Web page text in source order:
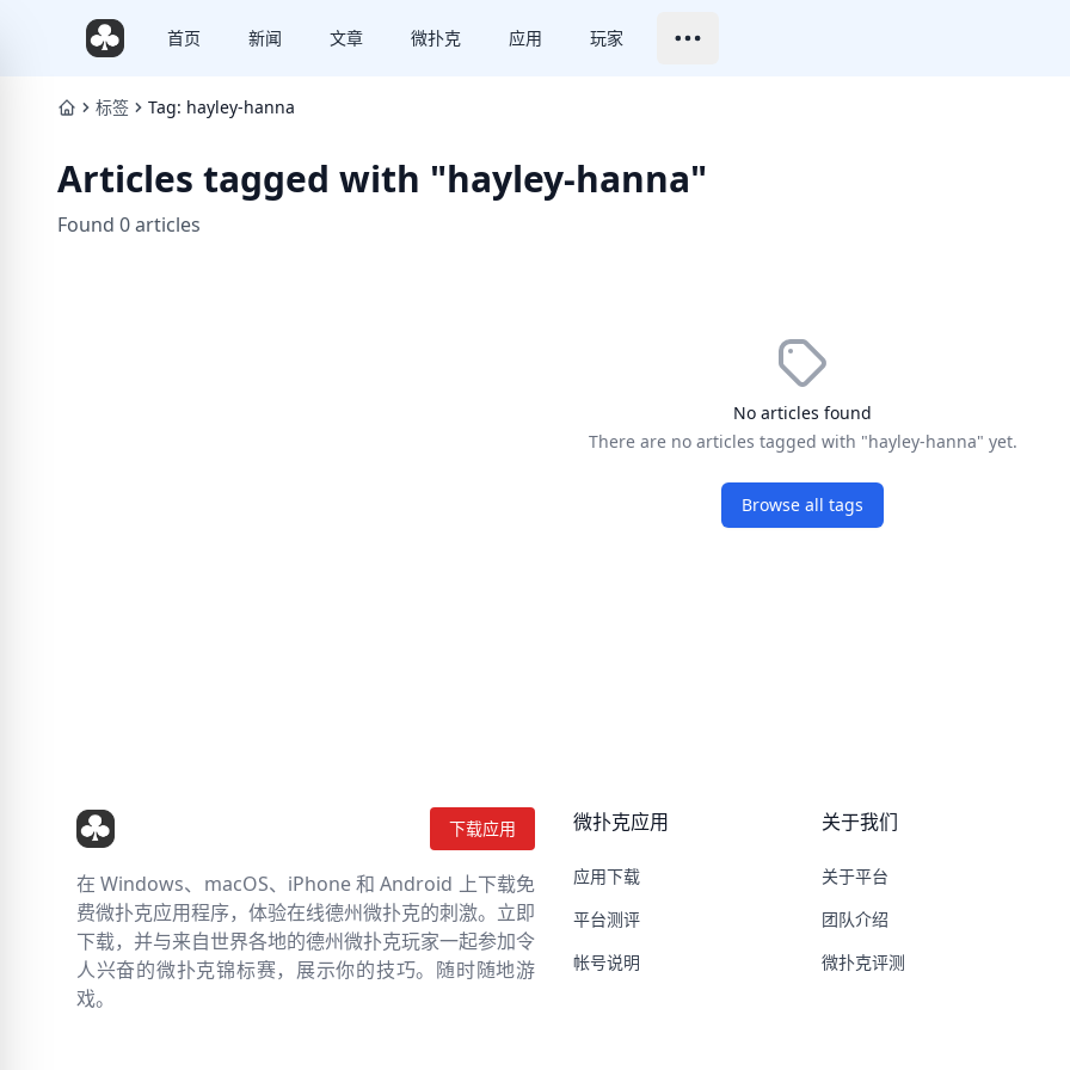
首页 新闻 文章 微扑克 应用 玩家
标签 Tag: hayley-hanna
Articles tagged with "hayley-hanna"
Found 0 articles
No articles found
There are no articles tagged with "hayley-hanna" yet.
Browse all tags
下载应用
在 Windows、macOS、iPhone 和 Android 上下载免
费微扑克应用程序，体验在线德州微扑克的刺激。立即
下载，并与来自世界各地的德州微扑克玩家一起参加令
人兴奋的微扑克锦标赛，展示你的技巧。随时随地游
戏。
微扑克应用
应用下载
平台测评
帐号说明
关于我们
关于平台
团队介绍
微扑克评测